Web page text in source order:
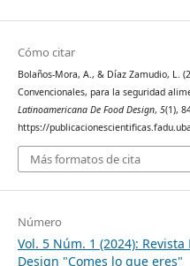
Cómo citar
Bolaños-Mora, A., & Díaz Zamudio, L.
Convencionales, para la seguridad
Latinoamericana De Food Design, 5(1),
https://
Más formatos de cita
Número
Vol. 5 Núm. 1 (2024):
Design "Comes lo que eres"